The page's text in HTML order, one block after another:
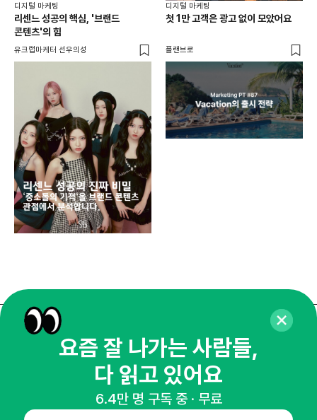
디지털 마케팅
리센느 성공의 핵심, '브랜드
콘텐츠'의 힘
유크랩마케터 선우의성
디지털 마케팅
첫 1만 고객은 광고 없이 모았어요
플랜브로
매주 화요일 아침,
마케팅 감각을 깨워 드릴게요!
65,043명의 마케터를 성장시키는 뉴스레터
요즘 잘 나가는 사람들,
다 읽고 있어요
6.4만 명 구독 중 · 무료